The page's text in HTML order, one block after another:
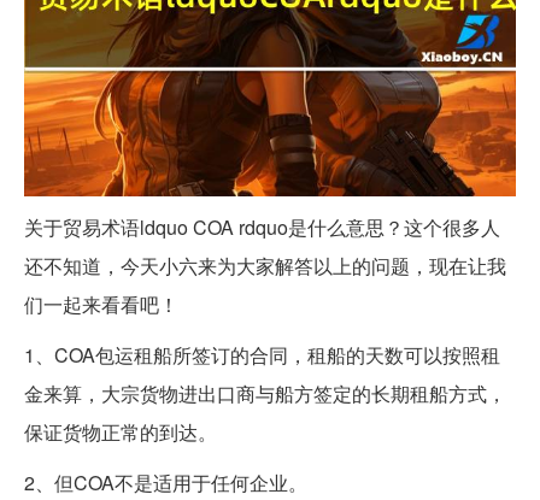
关于贸易术语ldquo COA rdquo是什么意思？这个很多人
还不知道，今天小六来为大家解答以上的问题，现在让我
们一起来看看吧！
1、COA包运租船所签订的合同，租船的天数可以按照租
金来算，大宗货物进出口商与船方签定的长期租船方式，
保证货物正常的到达。
2、但COA不是适用于任何企业。